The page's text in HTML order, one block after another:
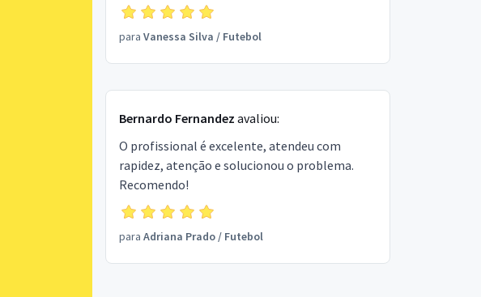
para Vanessa Silva / Futebol
Bernardo Fernandez avaliou:
O profissional é excelente, atendeu com
rapidez, atenção e solucionou o problema.
Recomendo!
para Adriana Prado/ Futebol